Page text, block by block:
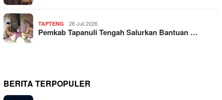
TAPTENG 28 Juli 2026
Pemkab Tapanuli Tengah Salurkan Bantuan …
BERITA TERPOPULER